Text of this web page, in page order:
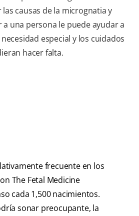
causas de la micrognatia y
una persona le puede ayudar a
especial y los cuidados
hacer falta.
frecuente en los
The Fetal Medicine
cada 1,500 nacimientos.
sonar preocupante, la